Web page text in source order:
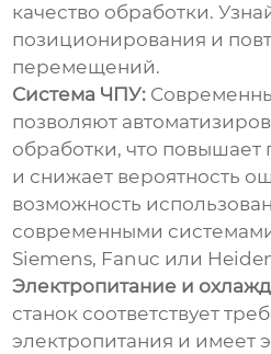
качество обработки.
позиционирования и
перемещений.
Система ЧПУ:
позволяют
обработки, что повышает
и снижает вероятность
возможность
современными
Siemens, Fanuc или
Электропитание и
станок соответствует
электропитания и имеет